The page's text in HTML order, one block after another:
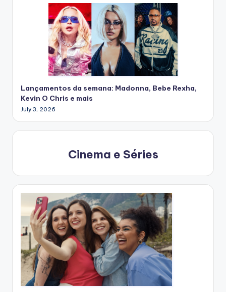
Lançamentos da semana: Madonna, Bebe Rexha,
Kevin O Chris e mais
July 3, 2026
Cinema e Séries